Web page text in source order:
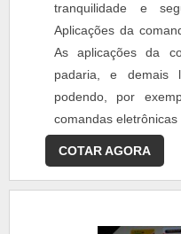
tranquilidade e
Aplicações da
As aplicações da
padaria, e demais
podendo, por
comandas eletrônicas
COTAR AGORA